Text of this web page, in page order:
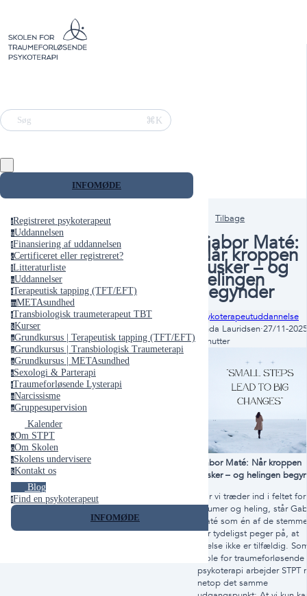
Søg ⌘K
INFOMØDE
rRegistreret psykoterapeut
uUddannelsen
fFinansiering af uddannelsen
cCertificeret eller registreret?
lLitteraturliste
uUddannelser
tTerapeutisk tapping (TFT/EFT)
mMETAsundhed
tTransbiologisk traumeterapeut TBT
kKurser
gGrundkursus | Terapeutisk tapping (TFT/EFT)
gGrundkursus | Transbiologisk Traumeterapi
gGrundkursus | METAsundhed
sSexologi & Parterapi
tTraumeforløsende Lysterapi
nNarcissisme
gGruppesupervision
Kalender
oOm STPT
oOm Skolen
sSkolens undervisere
kKontakt os
Blog
fFind en psykoterapeut
INFOMØDE
Tilbage
Gabor Maté:
Når kroppen
husker – og
helingen
begynder
Psykoterapeutuddannelse
Linda Lauridsen·27/11-2025
minutter
Gabor Maté: Når kroppen
husker – og helingen
Når vi træder ind i feltet for
traumer og heling, står
Maté som én af de
der tydeligst peger på, at
lidelse ikke er tilfældig.
skole for traumeforløsende
psykoterapi arbejder STPT
netop det samme